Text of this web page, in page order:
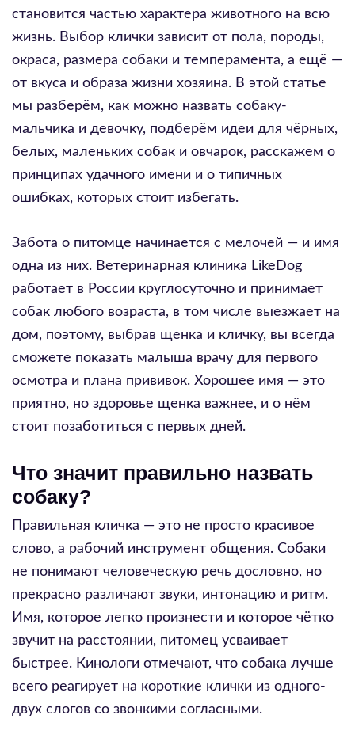
становится частью характера животного на всю
жизнь. Выбор клички зависит от пола, породы,
окраса, размера собаки и темперамента, а ещё —
от вкуса и образа жизни хозяина. В этой статье
мы разберём, как можно назвать собаку-
мальчика и девочку, подберём идеи для чёрных,
белых, маленьких собак и овчарок, расскажем о
принципах удачного имени и о типичных
ошибках, которых стоит избегать.
Забота о питомце начинается с мелочей — и имя
одна из них. Ветеринарная клиника LikeDog
работает в России круглосуточно и принимает
собак любого возраста, в том числе выезжает на
дом, поэтому, выбрав щенка и кличку, вы всегда
сможете показать малыша врачу для первого
осмотра и плана прививок. Хорошее имя — это
приятно, но здоровье щенка важнее, и о нём
стоит позаботиться с первых дней.
Что значит правильно назвать
собаку?
Правильная кличка — это не просто красивое
слово, а рабочий инструмент общения. Собаки
не понимают человеческую речь дословно, но
прекрасно различают звуки, интонацию и ритм.
Имя, которое легко произнести и которое чётко
звучит на расстоянии, питомец усваивает
быстрее. Кинологи отмечают, что собака лучше
всего реагирует на короткие клички из одного-
двух слогов со звонкими согласными.